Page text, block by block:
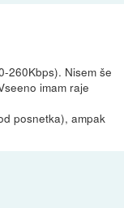
260Kbps). Nisem še
imam raje
posnetka), ampak